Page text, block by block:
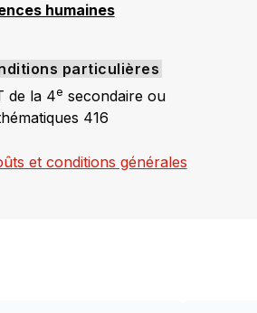
humaines
particulières
de la 4e secondaire ou
416
et conditions générales